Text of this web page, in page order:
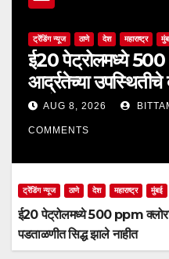
ट्रेंडिंग न्यूज ठाणे देश महाराष्ट्र
ई20 पेट्रोलमध्ये
आर्द्रतेच्या उपस्थितीचे
झाले नाहीत
AUG 8, 2026
COMMENTS
ट्रेंडिंग न्यूज ठाणे देश महाराष्ट्र मुंबई
ई20 पेट्रोलमध्ये 500 ppm
पडताळणीत सिद्ध झाले नाहीत